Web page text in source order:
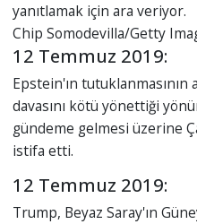
yanıtlamak için ara veriyor.
Chip Somodevilla/Getty
12 Temmuz 2019:
Epstein'ın tutuklanmasının
davasını kötü yönettiği
gündeme gelmesi üzerine
istifa etti.
12 Temmuz 2019:
Trump, Beyaz Saray'ın